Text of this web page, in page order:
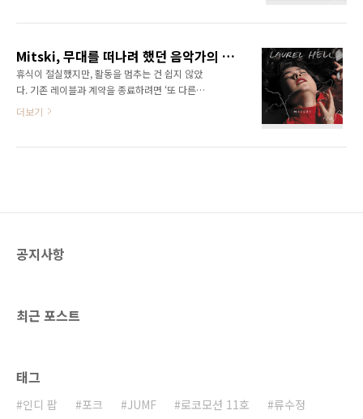
한 본문 내용은 로코모션 제 6호에서 확인하세
기 시작했다. 글 김성환 사진 제공 KANG &
MUSIC # 자세한 본문 내용은 로코모션 제 6호
에서 확인하세요.
Mitski, 무대를 떠나려 했던 음악가의 변신
휴식이 절실했지만, 활동을 멈추는 건 쉽지 않았
다. 기존 레이블과 계약을 종료하려면 ‘또 다른
앨범’이 필요했다. 노래는 이미 많았지만, 무대
더보기
공지사항
최근 포스트
태그
인디 팝 포크 JUMF 로코모션 11호
류수정